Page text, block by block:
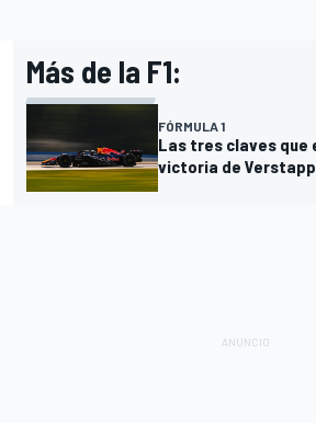
Más de la F1:
FÓRMULA 1
Las tres claves que
victoria de